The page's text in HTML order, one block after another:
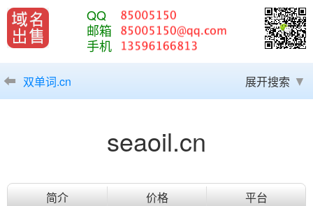
QQ
邮箱
手机
双单词.cn 展开搜索
seaoil.cn
简介 价格
平台